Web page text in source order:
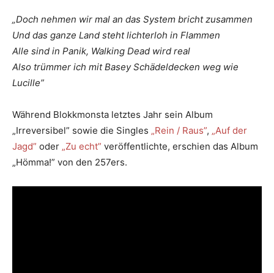
„Doch nehmen wir mal an das System bricht zusammen
Und das ganze Land steht lichterloh in Flammen
Alle sind in Panik, Walking Dead wird real
Also trümmer ich mit Basey Schädeldecken weg wie
Lucille”
Während Blokkmonsta letztes Jahr sein Album
„Irreversibel” sowie die Singles „Rein / Raus”, „Auf der
Jagd” oder „Zu echt” veröffentlichte, erschien das Album
„Hömma!” von den 257ers.